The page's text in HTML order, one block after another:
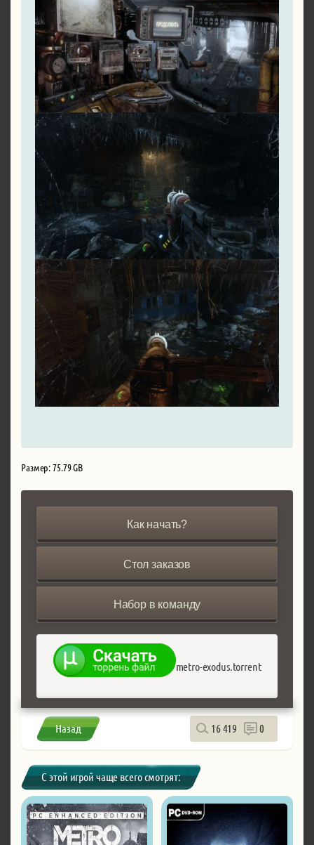
Размер: 75.79 GB
Как начать?
Стол заказов
Набор в команду
metro-exodus.torrent
Назад 16 419 0
С этой игрой чаще всего смотрят: